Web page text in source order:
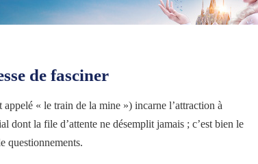
de fasciner
« le train de la mine ») incarne l’attraction à
dont la file d’attente ne désemplit jamais ; c’est bien le
questionnements.